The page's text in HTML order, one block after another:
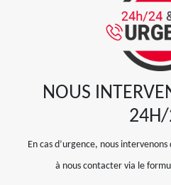
NOUS
En cas d’urgence, nous
à nous contacter via le